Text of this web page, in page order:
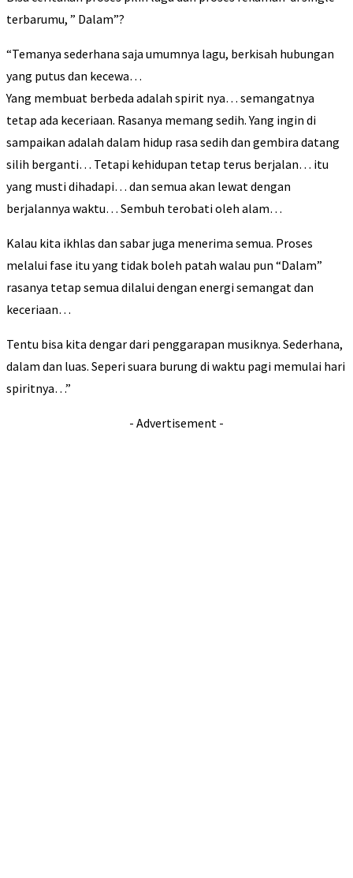
terbarumu, ” Dalam”?
“Temanya sederhana saja umumnya lagu, berkisah hubungan
yang putus dan kecewa…
Yang membuat berbeda adalah spirit nya… semangatnya
tetap ada keceriaan. Rasanya memang sedih. Yang ingin di
sampaikan adalah dalam hidup rasa sedih dan gembira datang
silih berganti… Tetapi kehidupan tetap terus berjalan… itu
yang musti dihadapi… dan semua akan lewat dengan
berjalannya waktu… Sembuh terobati oleh alam…
Kalau kita ikhlas dan sabar juga menerima semua. Proses
melalui fase itu yang tidak boleh patah walau pun “Dalam”
rasanya tetap semua dilalui dengan energi semangat dan
keceriaan…
Tentu bisa kita dengar dari penggarapan musiknya. Sederhana,
dalam dan luas. Seperi suara burung di waktu pagi memulai hari
spiritnya…”
- Advertisement -